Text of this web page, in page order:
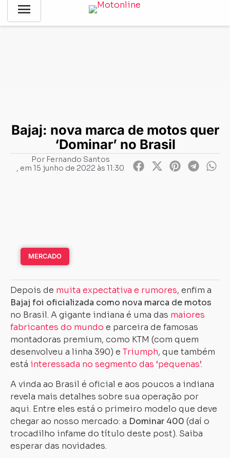
menu
Notícias -Bajaj: nova marca de motos quer
Bajaj: nova marca de motos quer
‘Dominar’ no Brasil
PorFernando Santos
, em 15 junho de 2022 às 11:30
MERCADO
Depois de muita expectativa e rumores, enfim a
Bajaj foi oficializada como nova marca de motos
no Brasil. A gigante indiana é uma das maiores
fabricantes do mundo e parceira de famosas
montadoras premium, como KTM (com quem
desenvolveu a linha 390) e Triumph, que também
está interessada no segmento das ‘pequenas’.
A vinda ao Brasil é oficial e aos poucos a indiana
revela mais detalhes sobre sua operação por
aqui. Entre eles está o primeiro modelo que deve
chegar ao nosso mercado: a Dominar 400 (daí o
trocadilho infame do título deste post). Saiba
esperar das novidades.